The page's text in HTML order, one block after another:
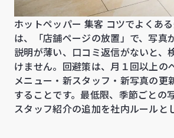
ホットペッパー 集客 コツでよくあ
は、「店舗ページの放置」で、写真
説明が薄い、口コミ返信がないと、
けません。回避策は、月１回以上の
メニュー・新スタッフ・新写真の更
することです。最低限、季節ごとの
スタッフ紹介の追加を社内ルールと